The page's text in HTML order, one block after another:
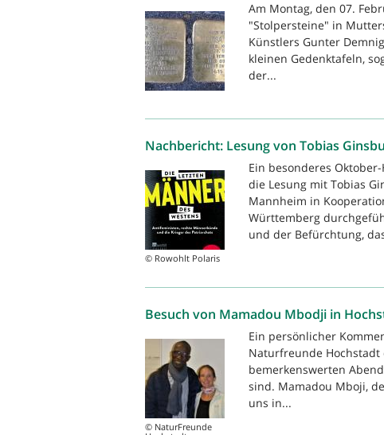
Am Montag, den 07.
"Stolpersteine" in
Künstlers Gunter
kleinen Gedenktafeln,
der...
Nachbericht: Lesung von Tobias
© Rowohlt Polaris
Ein besonderes
die Lesung mit Tobias
Mannheim in
Württemberg
und der Befürchtung,
Besuch von Mamadou Mbodji in
© NaturFreunde
Ein persönlicher
Naturfreunde Hochstadt
bemerkenswerten
sind. Mamadou Mboji,
uns in...